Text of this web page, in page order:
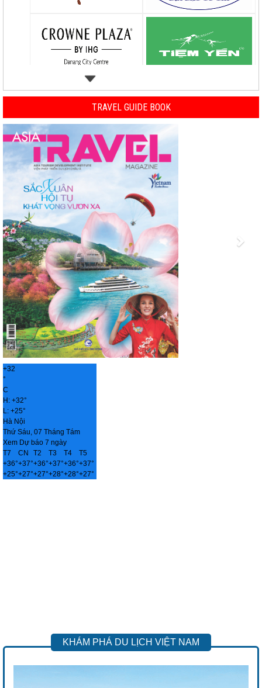
TRAVEL GUIDE BOOK
Previous
+32
°
C
H: +32°
L: +25°
Hà Nội
Thứ Sáu, 07 Tháng Tám
Xem Dự báo 7 ngày
T7
CN T2 T3 T4
T5
+36°+37°+36°+37°+36°+37°
+25°+27°+27°+28°+28°+27°
KHÁM PHÁ DU LỊCH VIỆT NAM